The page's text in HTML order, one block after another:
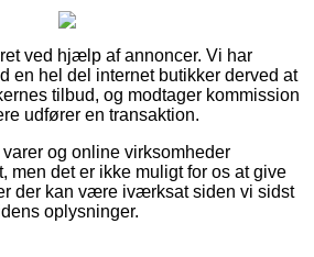
ved hjælp af annoncer. Vi har
en hel del internet butikker derved at
tilbud, og modtager kommission
udfører en transaktion.
og online virksomheder
men det er ikke muligt for os at give
der kan være iværksat siden vi sidst
oplysninger.